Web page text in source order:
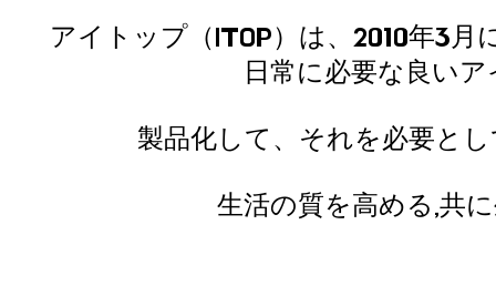
アイトップ（ITOP）は、2010年3
日常に必要な良い
製品化して、それを必要と
生活の質を高める,共